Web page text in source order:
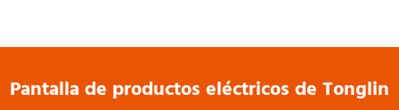
Pantalla de productos eléctricos de Tonglin